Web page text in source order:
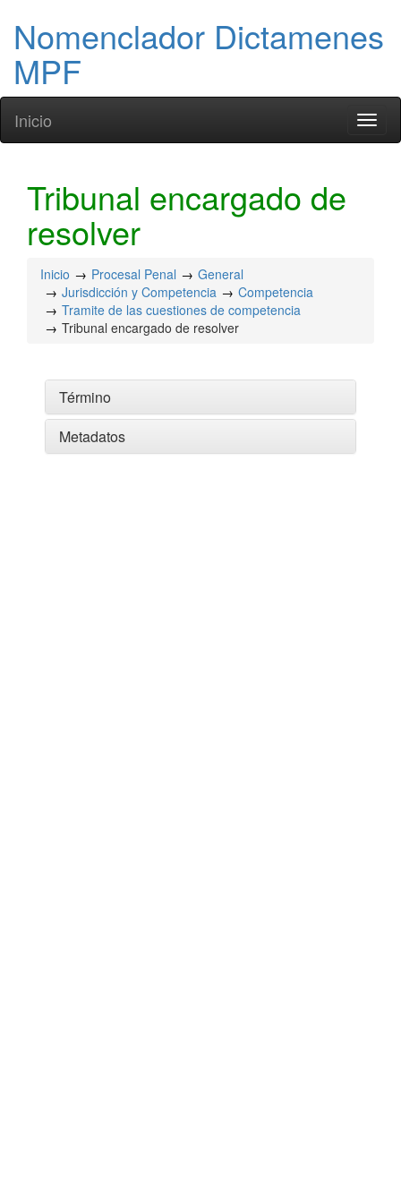
Nomenclador Dictamenes
MPF
Inicio
Tribunal encargado de
resolver
Inicio Procesal Penal
General
Jurisdicción y Competencia
Competencia
Tramite de las cuestiones de competencia
Tribunal encargado de resolver
Término
Metadatos